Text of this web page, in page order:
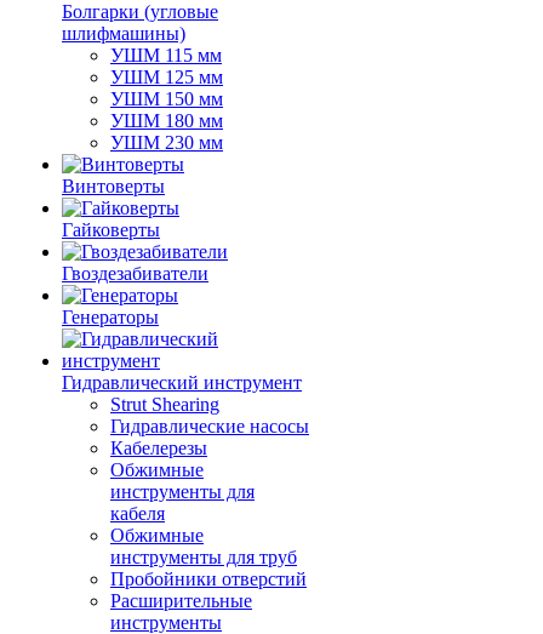
Болгарки (угловые
шлифмашины)
УШМ 115 мм
УШМ 125 мм
УШМ 150 мм
УШМ 180 мм
УШМ 230 мм
Винтоверты
Гайковерты
Гвоздезабиватели
Генераторы
Гидравлический инструмент
Strut Shearing
Гидравлические насосы
Кабелерезы
Обжимные
инструменты для
кабеля
Обжимные
инструменты для труб
Пробойники отверстий
Расширительные
инструменты